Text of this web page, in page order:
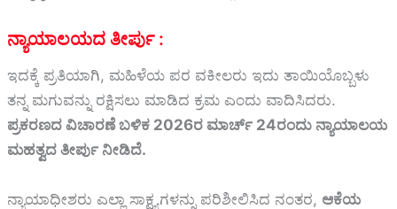
ನ್ಯಾಯಾಲಯದ ತೀರ್ಪು :
ಇದಕ್ಕೆ ಪ್ರತಿಯಾಗಿ, ಮಹಿಳೆಯ ಪರ ವಕೀಲರು ಇದು ತಾಯಿಯೊಬ್ಬಳು
ತನ್ನ ಮಗುವನ್ನು ರಕ್ಷಿಸಲು ಮಾಡಿದ ಕ್ರಮ ಎಂದು ವಾದಿಸಿದರು.
ಪ್ರಕರಣದ ವಿಚಾರಣೆ ಬಳಿಕ 2026ರ ಮಾರ್ಚ್ 24ರಂದು ನ್ಯಾಯಾಲಯ
ಮಹತ್ವದ ತೀರ್ಪು ನೀಡಿದೆ.
ನ್ಯಾಯಾಧೀಶರು ಎಲ್ಲಾ ಸಾಕ್ಷ್ಯಗಳನ್ನು ಪರಿಶೀಲಿಸಿದ ನಂತರ, ಆಕೆಯ